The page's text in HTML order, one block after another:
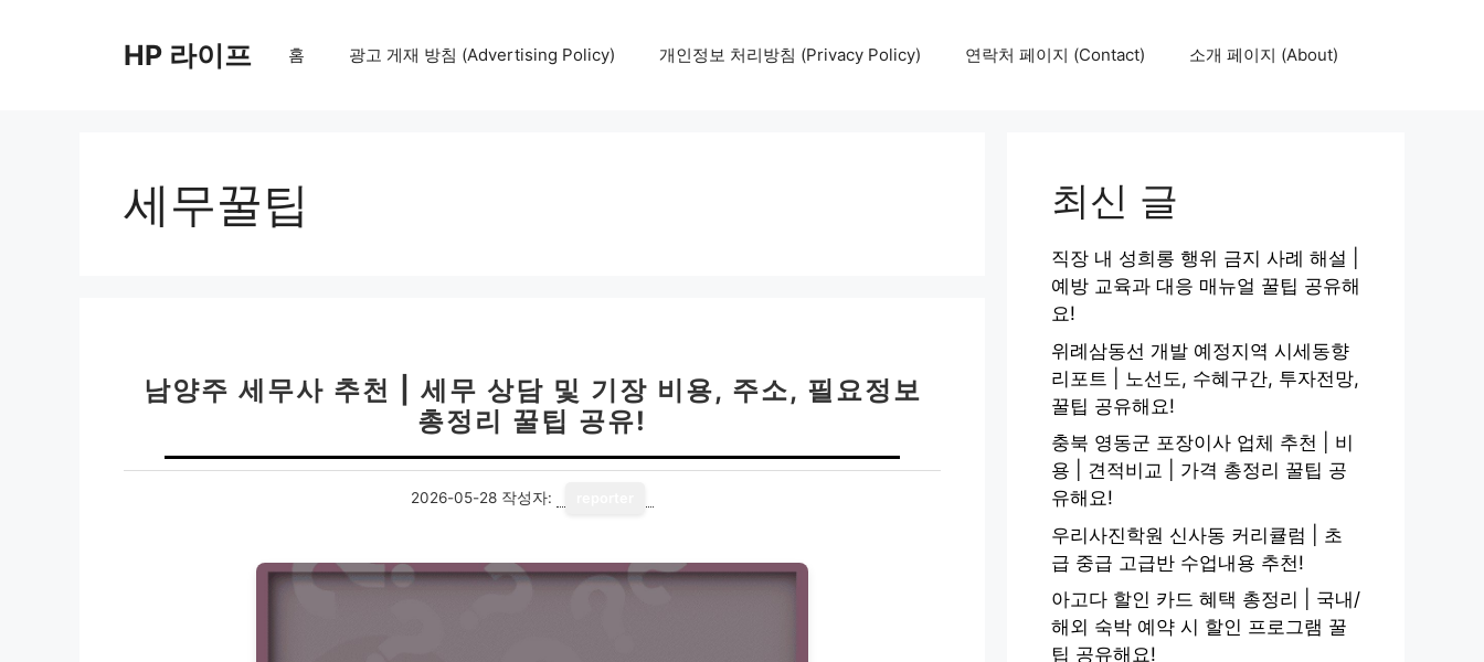
HP 라이프 홈 광고 게재 방침 (Advertising Policy) 개인정보 처리방침 (Privacy Policy) 연락처 페이지 (Contact) 소개 페이지 (About)
세무꿀팁
남양주 세무사 추천 | 세무 상담 및 기장 비용, 주소, 필요정보
총정리 꿀팁 공유!
2026-05-28 작성자:
최신 글
직장 내 성희롱 행위 금지 사례 해설 |
예방 교육과 대응 매뉴얼 꿀팁 공유해
요!
위례삼동선 개발 예정지역 시세동향
리포트 | 노선도, 수혜구간, 투자전망,
꿀팁 공유해요!
충북 영동군 포장이사 업체 추천 | 비
용 | 견적비교 | 가격 총정리 꿀팁 공
유해요!
우리사진학원 신사동 커리큘럼 | 초
급 중급 고급반 수업내용 추천!
아고다 할인 카드 혜택 총정리 | 국내/
해외 숙박 예약 시 할인 프로그램 꿀
팁 공유해요!